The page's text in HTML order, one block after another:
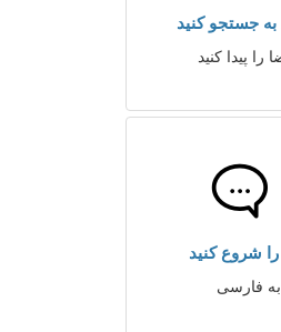
جستجو کنید
را پیدا کنید
شروع کنید
به فارسی